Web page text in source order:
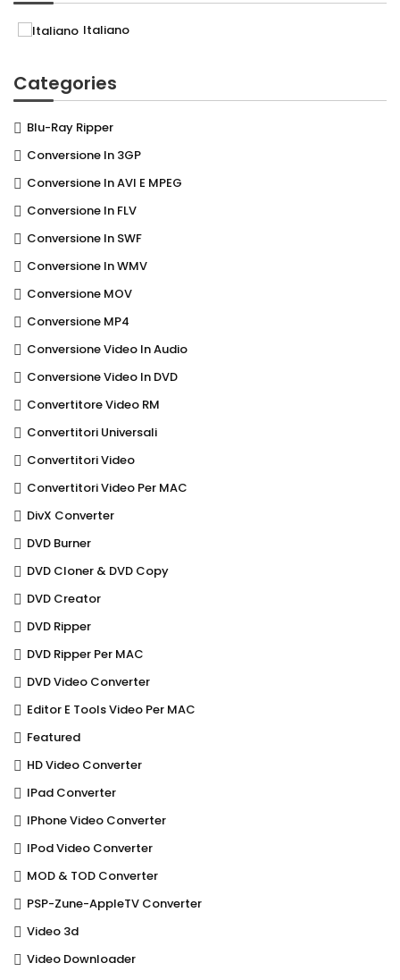
Italiano
Categories
Blu-Ray Ripper
Conversione In 3GP
Conversione In AVI E MPEG
Conversione In FLV
Conversione In SWF
Conversione In WMV
Conversione MOV
Conversione MP4
Conversione Video In Audio
Conversione Video In DVD
Convertitore Video RM
Convertitori Universali
Convertitori Video
Convertitori Video Per MAC
DivX Converter
DVD Burner
DVD Cloner & DVD Copy
DVD Creator
DVD Ripper
DVD Ripper Per MAC
DVD Video Converter
Editor E Tools Video Per MAC
Featured
HD Video Converter
IPad Converter
IPhone Video Converter
IPod Video Converter
MOD & TOD Converter
PSP-Zune-AppleTV Converter
Video 3d
Video Downloader